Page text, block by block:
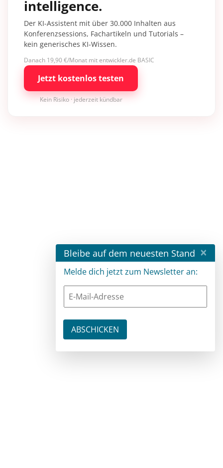
intelligence.
Der KI-Assistent mit über 30.000 Inhalten aus
Konferenzsessions, Fachartikeln und Tutorials –
kein generisches KI-Wissen.
Danach 19,90 €/Monat mit entwickler.de BASIC
Jetzt kostenlos testen
Kein Risiko · jederzeit kündbar
Bleibe auf dem neuesten Stand ×
Melde dich jetzt zum Newsletter an: